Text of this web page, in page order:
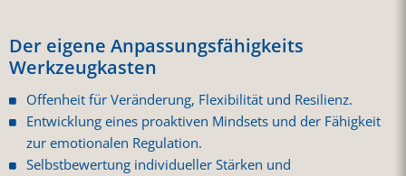
Der eigene Anpassungsfähigkeits
Werkzeugkasten
Offenheit für Veränderung, Flexibilität und Resilienz.
Entwicklung eines proaktiven Mindsets und der Fähigkeit
zur emotionalen Regulation.
Selbstbewertung individueller Stärken und